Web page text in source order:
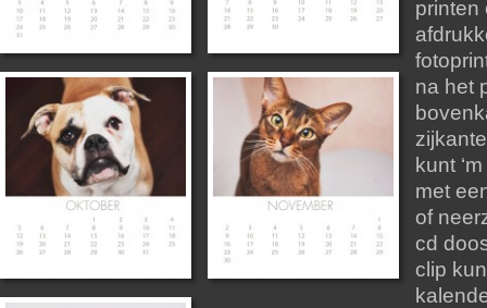
printen
na het
kunt
met
of
cd
clip